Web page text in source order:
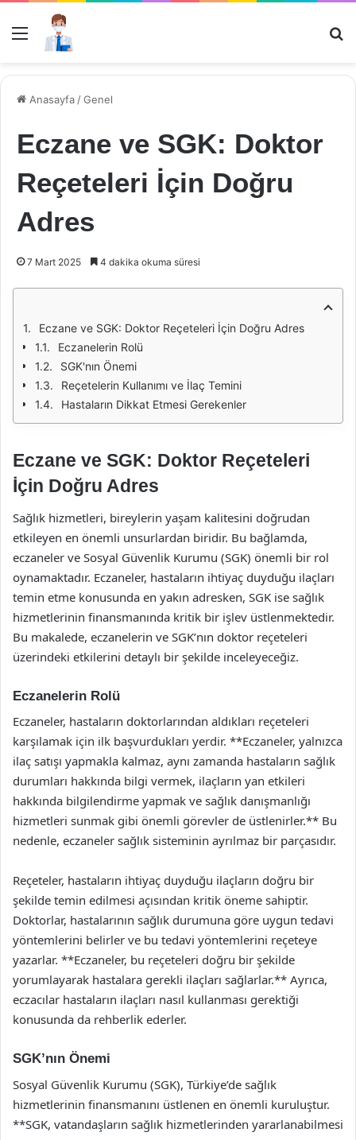
Menü
Anasayfa /Genel
Eczane ve SGK: Doktor
Reçeteleri İçin Doğru
Adres
7 Mart 2025 4 dakika okuma süresi
Eczane ve SGK: Doktor Reçeteleri İçin Doğru Adres
Eczanelerin Rolü
SGK'nın Önemi
Reçetelerin Kullanımı ve İlaç Temini
Hastaların Dikkat Etmesi Gerekenler
Eczane ve SGK: Doktor Reçeteleri
İçin Doğru Adres
Sağlık hizmetleri, bireylerin yaşam kalitesini doğrudan
etkileyen en önemli unsurlardan biridir. Bu bağlamda,
eczaneler ve Sosyal Güvenlik Kurumu (SGK) önemli bir rol
oynamaktadır. Eczaneler, hastaların ihtiyaç duyduğu ilaçları
temin etme konusunda en yakın adresken, SGK ise sağlık
hizmetlerinin finansmanında kritik bir işlev üstlenmektedir.
Bu makalede, eczanelerin ve SGK’nın doktor reçeteleri
üzerindeki etkilerini detaylı bir şekilde inceleyeceğiz.
Eczanelerin Rolü
Eczaneler, hastaların doktorlarından aldıkları reçeteleri
karşılamak için ilk başvurdukları yerdir. **Eczaneler, yalnızca
ilaç satışı yapmakla kalmaz, aynı zamanda hastaların sağlık
durumları hakkında bilgi vermek, ilaçların yan etkileri
hakkında bilgilendirme yapmak ve sağlık danışmanlığı
hizmetleri sunmak gibi önemli görevler de üstlenirler.** Bu
nedenle, eczaneler sağlık sisteminin ayrılmaz bir parçasıdır.
Reçeteler, hastaların ihtiyaç duyduğu ilaçların doğru bir
şekilde temin edilmesi açısından kritik öneme sahiptir.
Doktorlar, hastalarının sağlık durumuna göre uygun tedavi
yöntemlerini belirler ve bu tedavi yöntemlerini reçeteye
yazarlar. **Eczaneler, bu reçeteleri doğru bir şekilde
yorumlayarak hastalara gerekli ilaçları sağlarlar.** Ayrıca,
eczacılar hastaların ilaçları nasıl kullanması gerektiği
konusunda da rehberlik ederler.
SGK’nın Önemi
Sosyal Güvenlik Kurumu (SGK), Türkiye’de sağlık
hizmetlerinin finansmanını üstlenen en önemli kuruluştur.
**SGK, vatandaşların sağlık hizmetlerinden yararlanabilmesi